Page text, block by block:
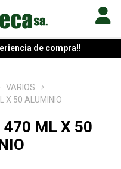
de compra!!
VARIOS
X 50 ALUMINIO
470 ML X 50